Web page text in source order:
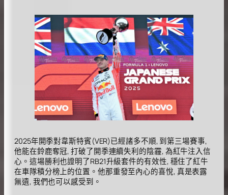
2025年開季對韋斯特賓(VER)已經諸多不順, 到第三場賽事,
他能在鈴鹿奪冠, 打破了開季連續失利的陰霾, 為紅牛注入信
心。這場勝利也證明了RB21升級套件的有效性, 穩住了紅牛
在車隊積分榜上的位置。他那重發至內心的喜悅, 真是表露
無遺, 我們也可以感受到。